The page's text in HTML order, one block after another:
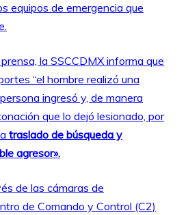
equipos de emergencia que
la SSCCDMX informa que
“el hombre realizó una
ingresó y, de manera
que lo dejó lesionado, por
traslado de búsqueda y
agresor».
de las cámaras de
de Comando y Control (C2)